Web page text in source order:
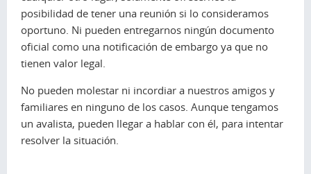
posibilidad de tener una reunión si lo consideramos
oportuno. Ni pueden entregarnos ningún documento
oficial como una notificación de embargo ya que no
tienen valor legal.
No pueden molestar ni incordiar a nuestros amigos y
familiares en ninguno de los casos. Aunque tengamos
un avalista, pueden llegar a hablar con él, para intentar
resolver la situación.